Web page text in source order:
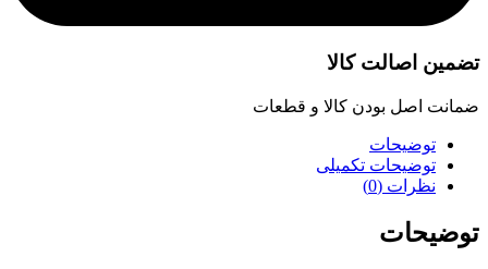
تضمین اصالت کالا
ضمانت اصل بودن کالا و قطعات
توضیحات
توضیحات تکمیلی
نظرات (0)
توضیحات